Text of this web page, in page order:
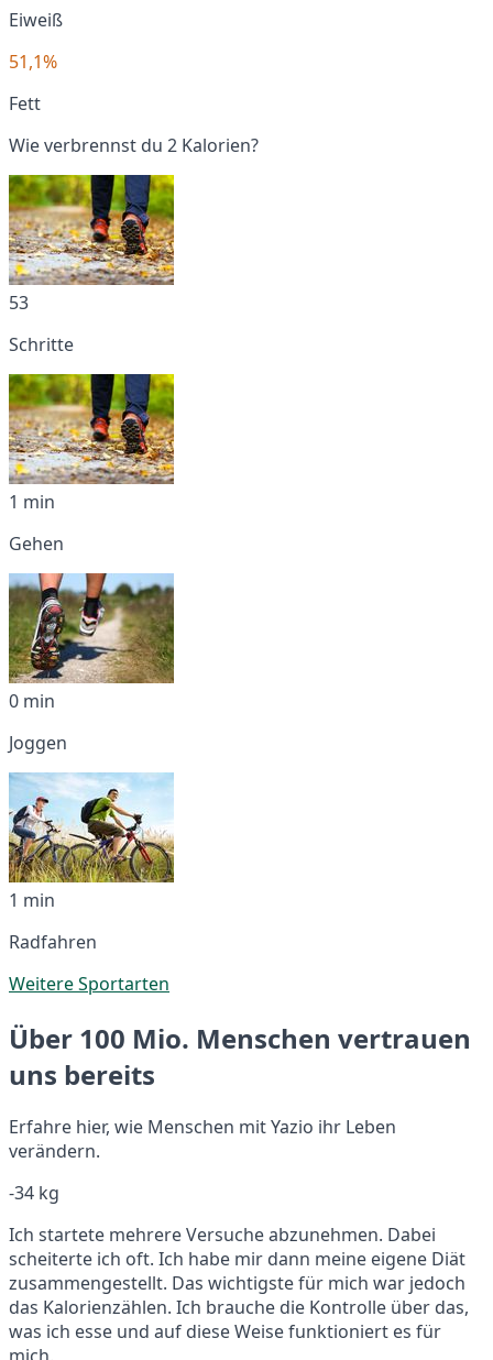
Eiweiß
51,1%
Fett
Wie verbrennst du 2 Kalorien?
53
Schritte
1 min
Gehen
0 min
Joggen
1 min
Radfahren
Weitere Sportarten
Über 100 Mio. Menschen vertrauen
uns bereits
Erfahre hier, wie Menschen mit Yazio ihr Leben
verändern.
-34 kg
Ich startete mehrere Versuche abzunehmen. Dabei
scheiterte ich oft. Ich habe mir dann meine eigene Diät
zusammengestellt. Das wichtigste für mich war jedoch
das Kalorienzählen. Ich brauche die Kontrolle über das,
was ich esse und auf diese Weise funktioniert es für